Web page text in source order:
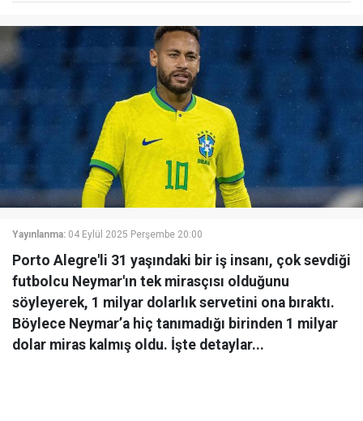
Yayınlanma: 04 Eylül 2025 Perşembe 20:00
Porto Alegre'li 31 yaşındaki bir iş insanı, çok sevdiği
futbolcu Neymar'ın tek mirasçısı olduğunu
söyleyerek, 1 milyar dolarlık servetini ona bıraktı.
Böylece Neymar’a hiç tanımadığı birinden 1 milyar
dolar miras kalmış oldu. İşte detaylar...